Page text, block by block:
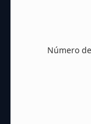
Número